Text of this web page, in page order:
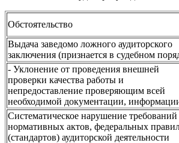
Обстоятельство
Выдача заведомо ложного аудиторского
заключения (призна­ется в судебном
- Уклонение от проведения внешней
проверки качества работы и
непредоставление проверяющим всей
необходимой докумен­тации,
Систематическое нарушение требований
нормативных актов, федеральных
(стандартов) аудиторской деятельности